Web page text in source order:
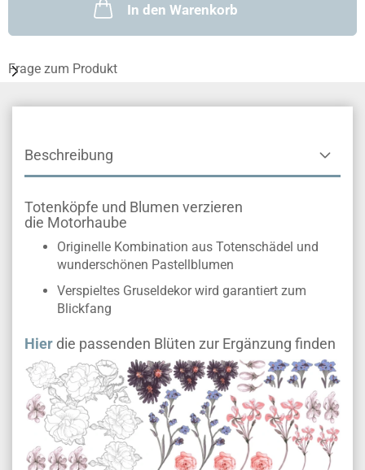
In den Warenkorb
Frage zum Produkt
Beschreibung
Totenköpfe und Blumen verzieren
die Motorhaube
Originelle Kombination aus Totenschädel und
wunderschönen Pastellblumen
Verspieltes Gruseldekor wird garantiert zum
Blickfang
Hier die passenden Blüten zur Ergänzung finden